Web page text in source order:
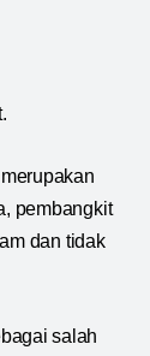
pembangkit
dan tidak
salah